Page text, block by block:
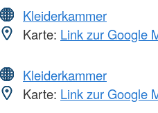
Kleiderkammer
Karte: Link zur Google
Kleiderkammer
Karte: Link zur Google